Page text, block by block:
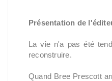
Présentation de
La vie n'a pas été
reconstruire.
Quand Bree Prescott